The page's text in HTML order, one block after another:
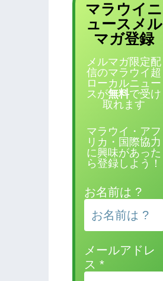
マラウイニ
ュース メル
マガ登録
メルマガ限定配
信のマラウイ超
ローカルニュー
スが無料で受け
取れます
マラウイ・アフ
リカ・国際協力
に興味があった
ら登録しよう！
お名前は ?
メールアドレ
ス *